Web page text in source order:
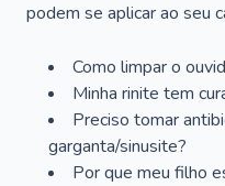
podem se aplicar ao seu
Como limpar o
Minha rinite tem
Preciso tomar
garganta/sinusite?
Por que meu filho